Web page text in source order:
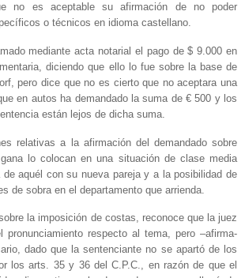
no es aceptable su afirmación de no poder
o técnicos en idioma castellano.
mediante acta notarial el pago de $ 9.000 en
diciendo que ello lo fue sobre la base de
pero dice que no es cierto que no aceptara una
en autos ha demandado la suma de € 500 y los
están lejos de dicha suma.
relativas a la afirmación del demandado sobre
lo colocan en una situación de clase media
aquél con su nueva pareja y a la posibilidad de
de sobra en el departamento que arrienda.
la imposición de costas, reconoce que la juez
pronunciamiento respecto al tema, pero –afirma-
dado que la sentenciante no se apartó de los
los arts. 35 y 36 del C.P.C., en razón de que el